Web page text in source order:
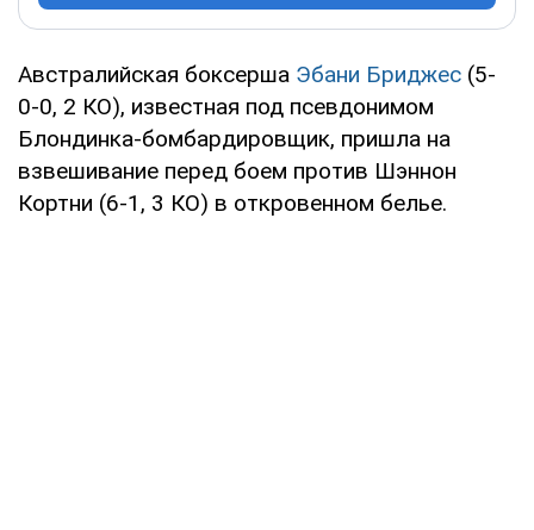
Австралийская боксерша Эбани Бриджес (5-
0-0, 2 КО), известная под псевдонимом
Блондинка-бомбардировщик, пришла на
взвешивание перед боем против Шэннон
Кортни (6-1, 3 КО) в откровенном белье.